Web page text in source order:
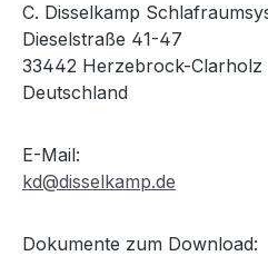
C. Disselkamp
Dieselstraße 41-47
33442 Herzebrock-Clarholz
Deutschland
E-Mail:
kd@disselkamp.de
Dokumente zum Download: